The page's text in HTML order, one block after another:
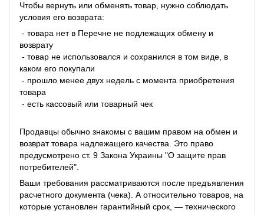
Чтобы вернуть или обменять товар, нужно соблюдать
условия его возврата:
- товара нет в Перечне не подлежащих обмену и
возврату
- товар не использовался и сохранился в том виде, в
каком его покупали
- прошло менее двух недель с момента приобретения
товара
- есть кассовый или товарный чек
Продавцы обычно знакомы с вашим правом на обмен и
возврат товара надлежащего качества. Это право
предусмотрено ст. 9 Закона Украины "О защите прав
потребителей".
Ваши требования рассматриваются после предъявления
расчетного документа (чека). А относительно товаров, на
которые установлен гарантийный срок, — технического